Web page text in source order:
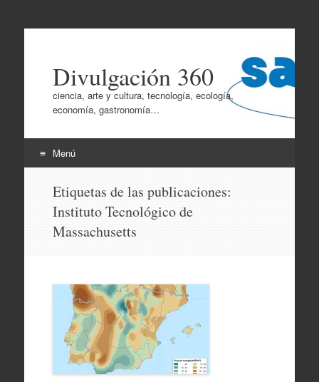
Divulgación 360
ciencia, arte y cultura, tecnología, ecología,
economía, gastronomía…
Menú
contenido
Etiquetas de las publicaciones:
Instituto Tecnológico de
Massachusetts